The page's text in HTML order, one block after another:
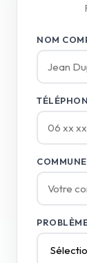
NOM
COMMUNE